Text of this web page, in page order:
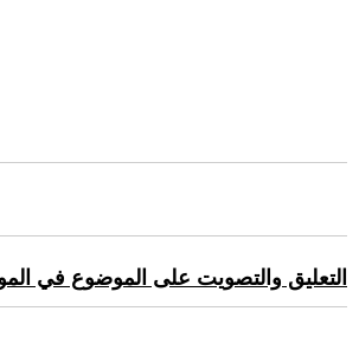
التعليق والتصويت على الموضوع في